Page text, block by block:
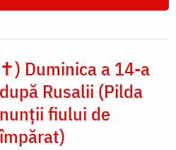
✝) Duminica a 14-a
după Rusalii (Pilda
nunții fiului de
împărat)